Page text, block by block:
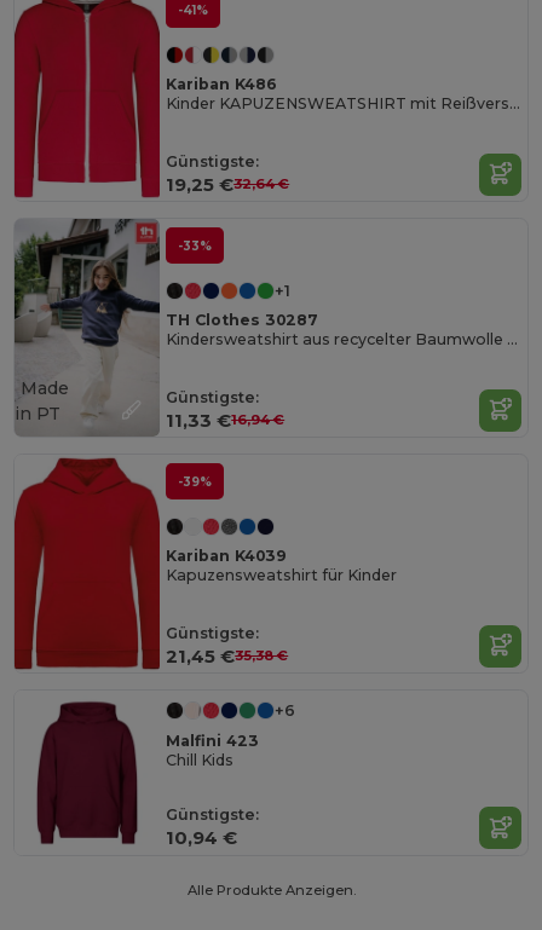
-41%
Kariban K486
Kinder KAPUZENSWEATSHIRT mit Reißverschluss
Günstigste:
19,25 €32,64 €
-33%
+1
TH Clothes 30287
Kindersweatshirt aus recycelter Baumwolle und Polyester
Günstigste:
11,33 €16,94 €
Made
in PT
-39%
Kariban K4039
Kapuzensweatshirt für Kinder
Günstigste:
21,45 €35,38 €
+6
Malfini 423
Chill Kids
Günstigste:
10,94 €
Alle Produkte Anzeigen.